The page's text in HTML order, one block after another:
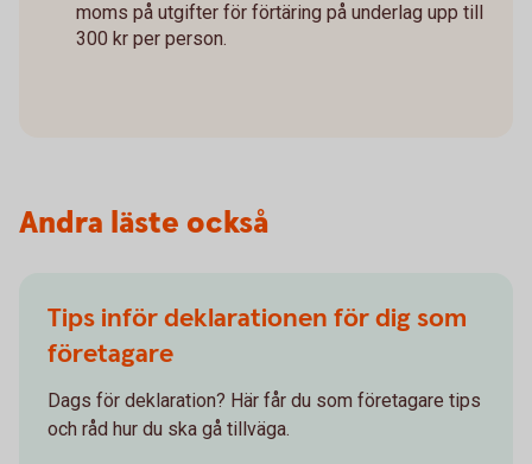
moms på utgifter för förtäring på underlag upp till
300 kr per person.
Andra läste också
Tips inför deklarationen för dig som
företagare
Dags för deklaration? Här får du som företagare tips
och råd hur du ska gå tillväga.